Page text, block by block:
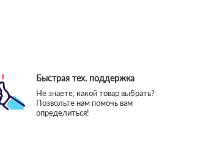
Быстрая тех. поддержка
Не знаете, какой товар выбрать?
Позвольте нам помочь вам
определиться!